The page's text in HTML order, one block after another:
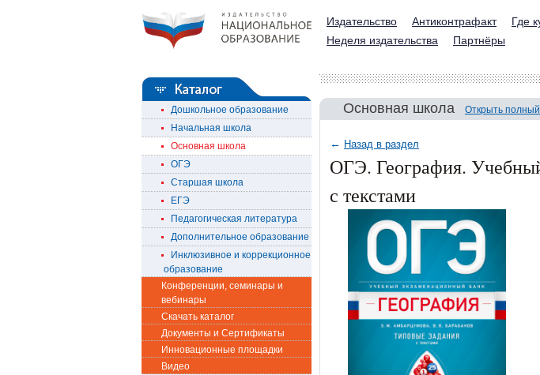
Издательство Антиконтрафакт Где
Неделя издательства
Партнёры
Дошкольное образование
Начальная школа
Основная школа
ОГЭ
Старшая школа
ЕГЭ
Педагогическая литература
Дополнительное образование
Инклюзивное и коррекционное
образование
Конференции, семинары и
вебинары
Скачать каталог
Документы и Сертификаты
Инновационные площадки
Видео
Основная школа Открыть полный
← Назад в раздел
ОГЭ. География.
с текстами